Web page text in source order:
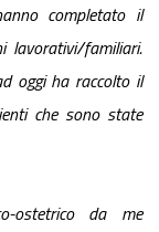
completato il
lavorativi/familiari.
oggi ha raccolto il
che sono state
ostetrico da me